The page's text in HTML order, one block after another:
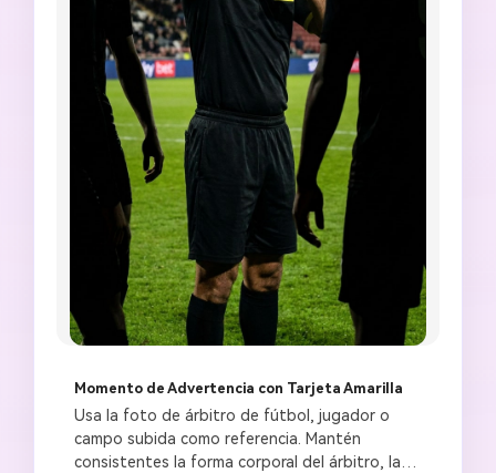
Momento de Advertencia con Tarjeta Amarilla
Usa la foto de árbitro de fútbol, jugador o
campo subida como referencia. Mantén
consistentes la forma corporal del árbitro, las